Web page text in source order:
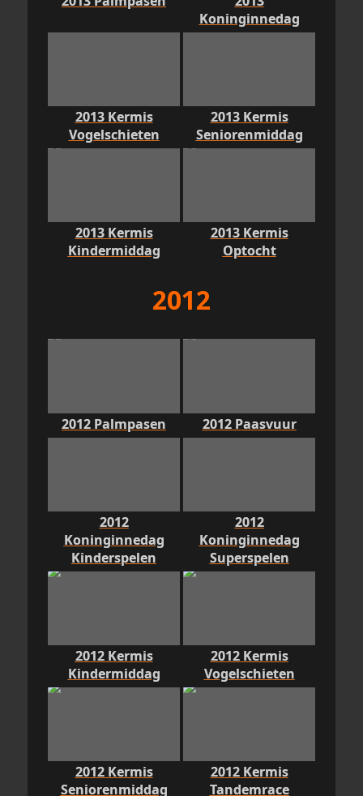
Koninginnedag
2013 Kermis
Vogelschieten
2013 Kermis
Seniorenmiddag
2013 Kermis
Kindermiddag
2013 Kermis
Optocht
2012
2012 Palmpasen 2012 Paasvuur
2012
Koninginnedag
Kinderspelen
2012
Koninginnedag
Superspelen
2012 Kermis
Kindermiddag
2012 Kermis
Vogelschieten
2012 Kermis
Seniorenmiddag
2012 Kermis
Tandemrace